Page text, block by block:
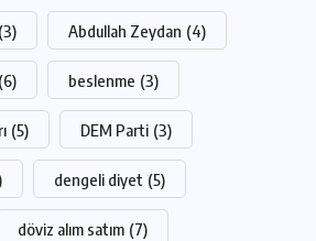
(3) Abdullah Zeydan (4)
(6) beslenme (3)
(5) DEM Parti (3)
dengeli diyet (5)
döviz alım satım (7)